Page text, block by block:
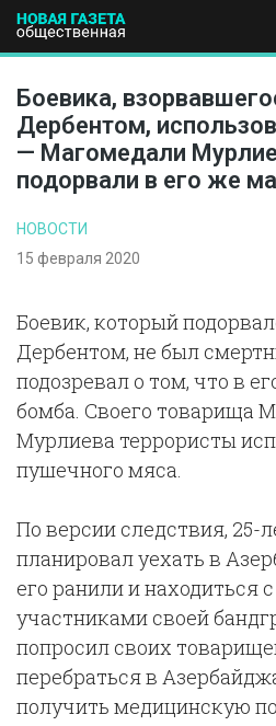
ПОЛИТИКА
Боевика,
Дербентом,
— Магомедали
подорвали в его же
НОВОСТИ
15 февраля 2020
Боевик, который
Дербентом, не был
подозревал о том, что в
бомба. Своего товарища
Мурлиева террористы
пушечного мяса.
По версии следствия, 25-
планировал уехать в
его ранили и находиться
участниками своей
попросил своих
перебраться в
получить медицинскую